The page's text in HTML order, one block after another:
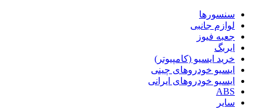
سنسورها
لوازم جانبی
جعبه فیوز
ایربگ
خرید ایسیو (کامپیوتر)
ایسیو خودروهای چینی
ایسیو خودروهای ایرانی
ABS
سایر